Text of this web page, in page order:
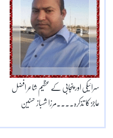
سرائیکی اور پنجابی کے عظیم شاعر افضل
عاجز کا تذکرہ۔۔۔۔مرزا شہباز حسنین